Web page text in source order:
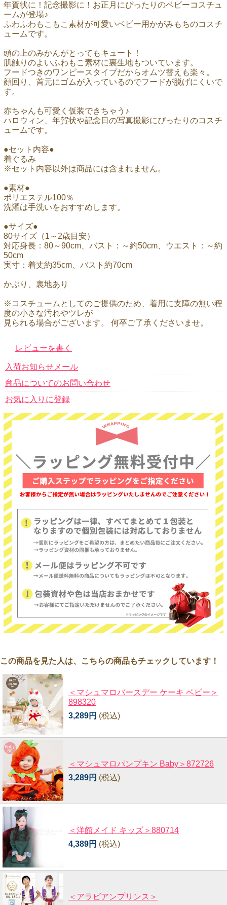
年賀状に！記念撮影に！お正月にぴったりのベビーコスチュ
ームが登場♪
ふわふわもこもこ素材が可愛いベビー用かがみもちのコスチ
ュームです。
頭の上のみかんがとってもキュート！
肌触りのよいふわもこ素材に裏生地もついています。
フードつきのワンピースタイプだからオムツ替えも楽々。
顔回り、首元にゴムが入っているのでフードが脱げにくいで
す。
赤ちゃんも可愛く仮装できちゃう♪
ハロウィン、年賀状や記念日の写真撮影にぴったりのコスチ
ュームです。
●セット内容●
着ぐるみ
※セット内容以外は商品には含まれません。
●素材●
ポリエステル100％
洗濯は手洗いをおすすめします。
●サイズ●
80サイズ（1～2歳目安）
対応身長：80～90cm、バスト：～約50cm、ウエスト：～約
50cm
実寸：着丈約35cm、バスト約70cm
かぶり、裏地あり
※コスチュームとしてのご提供のため、着用に支障の無い程
度の小さな汚れやツレが
見られる場合がございます。 何卒ご了承くださいませ。
レビューを書く
入荷お知らせメール
商品についてのお問い合わせ
お気に入りに登録
この商品を見た人は、こちらの商品もチェックしています！
＜マシュマロバースデー ケーキ ベビー＞
898320
3,289円 (税込)
＜マシュマロパンプキン Baby＞872726
3,289円 (税込)
＜洋館メイド キッズ＞880714
4,389円 (税込)
＜アラビアンプリンス＞